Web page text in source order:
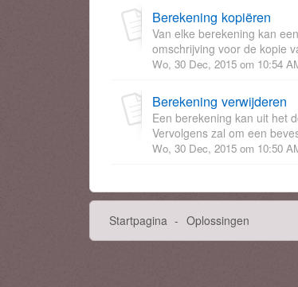
Berekening kopiëren
Van elke berekening kan
omschrijving voor de kopie
Wo, 30 Dec, 2015 om 10:54
Berekening verwijderen
Een berekening kan uit het
Vervolgens zal om een
Wo, 30 Dec, 2015 om 10:50
Startpagina Oplossingen